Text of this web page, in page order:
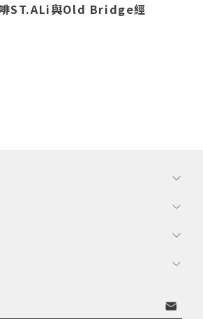
ST.ALi與Old Bridge經